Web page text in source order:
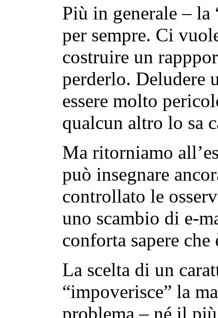
Più in generale – la
per sempre. Ci
costruire un
perderlo. Deludere
essere molto
qualcun altro lo sa
Ma ritorniamo
può insegnare
controllato le
uno scambio di e-
conforta sapere che
La scelta di un
“impoverisce” la
problema – né il